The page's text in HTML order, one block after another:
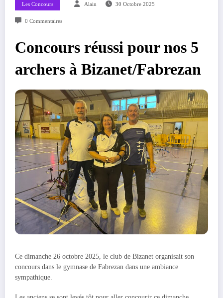
Les Concours Alain 30 Octobre 2025
0 Commentaires
Concours réussi pour nos 5
archers à Bizanet/Fabrezan
Ce dimanche 26 octobre 2025, le club de Bizanet organisait son
concours dans le gymnase de Fabrezan dans une ambiance
sympathique.